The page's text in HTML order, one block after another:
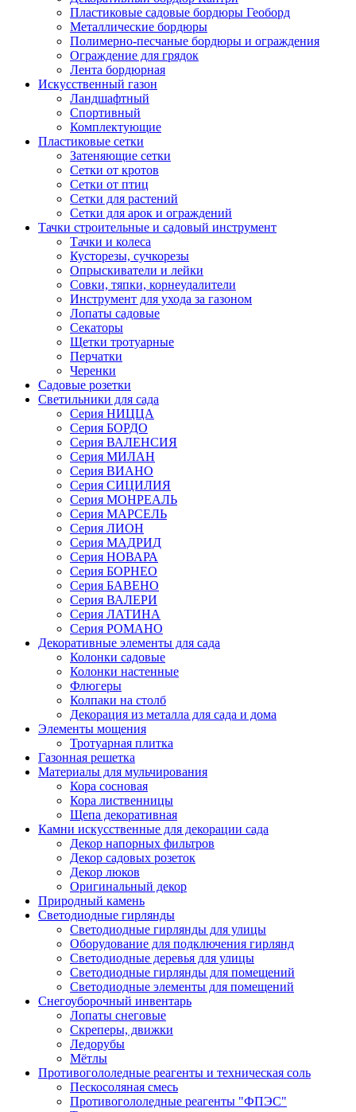
Пластиковые садовые бордюры Геоборд
Металлические бордюры
Полимерно-песчаные бордюры и ограждения
Ограждение для грядок
Лента бордюрная
Искусственный газон
Ландшафтный
Спортивный
Комплектующие
Пластиковые сетки
Затеняющие сетки
Сетки от кротов
Сетки от птиц
Сетки для растений
Сетки для арок и ограждений
Тачки строительные и садовый инструмент
Тачки и колеса
Кусторезы, сучкорезы
Опрыскиватели и лейки
Совки, тяпки, корнеудалители
Инструмент для ухода за газоном
Лопаты садовые
Секаторы
Щетки тротуарные
Перчатки
Черенки
Садовые розетки
Светильники для сада
Серия НИЦЦА
Серия БОРДО
Серия ВАЛЕНСИЯ
Серия МИЛАН
Серия ВИАНО
Серия СИЦИЛИЯ
Серия МОНРЕАЛЬ
Серия МАРСЕЛЬ
Серия ЛИОН
Серия МАДРИД
Серия НОВАРА
Серия БОРНЕО
Серия БАВЕНО
Серия ВАЛЕРИ
Серия ЛАТИНА
Серия РОМАНО
Декоративные элементы для сада
Колонки садовые
Колонки настенные
Флюгеры
Колпаки на столб
Декорация из металла для сада и дома
Элементы мощения
Тротуарная плитка
Газонная решетка
Материалы для мульчирования
Кора сосновая
Кора лиственницы
Щепа декоративная
Камни искусственные для декорации сада
Декор напорных фильтров
Декор садовых розеток
Декор люков
Оригинальный декор
Природный камень
Светодиодные гирлянды
Светодиодные гирлянды для улицы
Оборудование для подключения гирлянд
Светодиодные деревья для улицы
Светодиодные гирлянды для помещений
Светодиодные элементы для помещений
Снегоуборочный инвентарь
Лопаты снеговые
Скреперы, движки
Ледорубы
Мётлы
Противогололедные реагенты и техническая соль
Пескосоляная смесь
Противогололедные реагенты "ФПЭС"